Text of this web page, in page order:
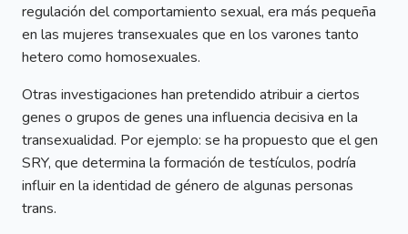
regulación del comportamiento sexual, era más pequeña
en las mujeres transexuales que en los varones tanto
hetero como homosexuales.
Otras investigaciones han pretendido atribuir a ciertos
genes o grupos de genes una influencia decisiva en la
transexualidad. Por ejemplo: se ha propuesto que el gen
SRY, que determina la formación de testículos, podría
influir en la identidad de género de algunas personas
trans.